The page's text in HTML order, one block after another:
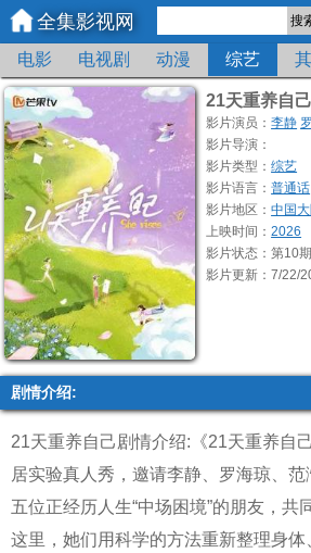
全集影视网 搜
电影 电视剧 动漫 综艺
21天重养自己
影片演员：李静
影片导演：
影片类型：综艺
影片语言：普通话
影片地区：中国
上映时间：2026
影片状态：第10期
影片更新：7/22/
剧情介绍:
21天重养自己剧情介绍:《21天重养自
居实验真人秀，邀请李静、罗海琼、
五位正经历人生“中场困境”的朋友，共
这里，她们用科学的方法重新整理身